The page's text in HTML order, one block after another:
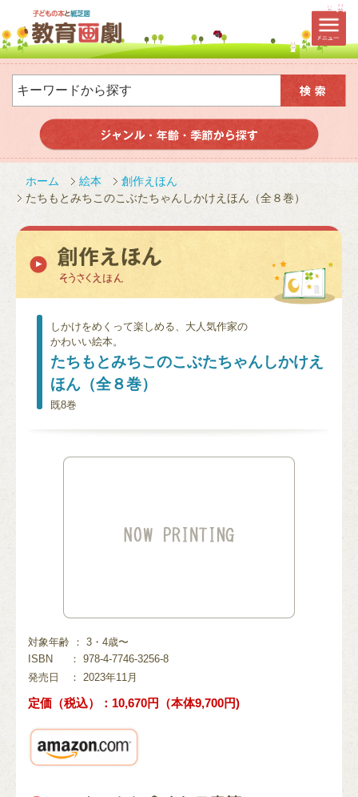
ホーム 絵本
創作えほん
たちもとみちこのこぶたちゃんしかけえほん（全８巻）
しかけをめくって楽しめる、大人気作家の
かわいい絵本。
たちもとみちこのこぶたちゃんしかけえ
ほん（全８巻）
既8巻
対象年齢 ： 3・4歳〜
ISBN
： 978-4-7746-3256-8
発売日
： 2023年11月
定価（税込）：10,670円（本体9,700円)